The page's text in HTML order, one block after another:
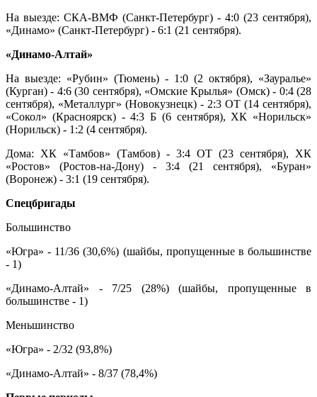
На выезде: СКА-ВМФ (Санкт-Петербург) - 4:0 (23 сентября),
«Динамо» (Санкт-Петербург) - 6:1 (21 сентября).
«Динамо-Алтай»
На выезде: «Рубин» (Тюмень) - 1:0 (2 октября), «Зауралье»
(Курган) - 4:6 (30 сентября), «Омские Крылья» (Омск) - 0:4 (28
сентября), «Металлург» (Новокузнецк) - 2:3 ОТ (14 сентября),
«Сокол» (Красноярск) - 4:3 Б (6 сентября), ХК «Норильск»
(Норильск) - 1:2 (4 сентября).
Дома: ХК «Тамбов» (Тамбов) - 3:4 ОТ (23 сентября), ХК
«Ростов» (Ростов-на-Дону) - 3:4 (21 сентября), «Буран»
(Воронеж) - 3:1 (19 сентября).
Спецбригады
Большинство
«Югра» - 11/36 (30,6%) (шайбы, пропущенные в большинстве
- 1)
«Динамо-Алтай» - 7/25 (28%) (шайбы, пропущенные в
большинстве - 1)
Меньшинство
«Югра» - 2/32 (93,8%)
«Динамо-Алтай» - 8/37 (78,4%)